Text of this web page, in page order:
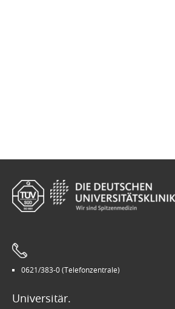
0621/383-0 (Telefonzentrale)
Universitär.